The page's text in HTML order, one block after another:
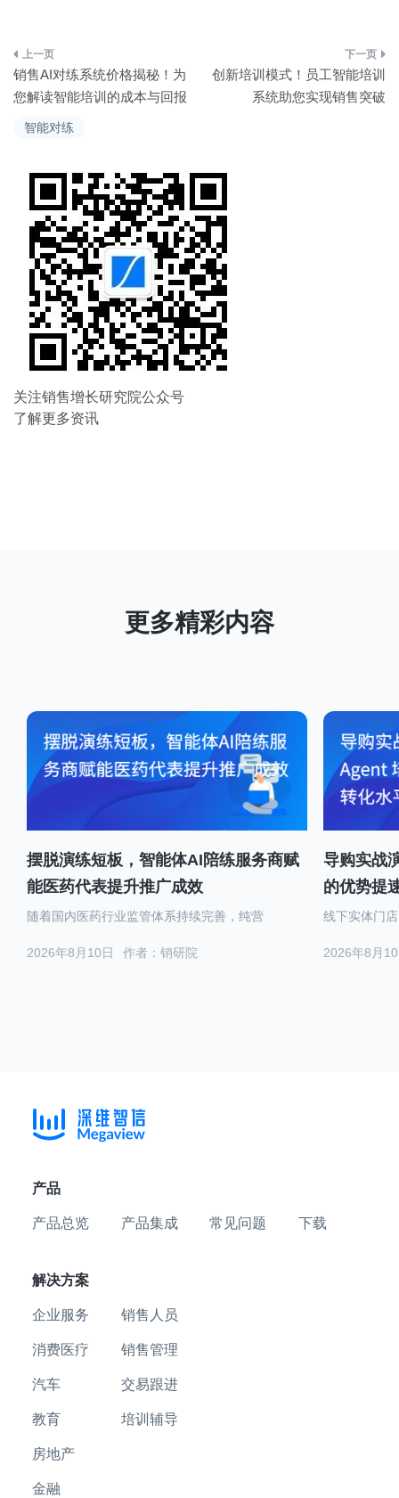
智能对练
文
章
导
航
销售AI对练系统价格揭秘！为
您解读智能培训的成本与回报
创新培训模式！员工智能培训
系统助您实现销售突破
关注销售增长研究院公众号
了解更多资讯
摆脱演练短板，智能体AI陪练服务商赋
能医药代表提升推广成效
作者：销研院
2026年8月10日
随着国内医药行业监管体系持续完善，纯营
导购实战
的优势提
2026年8月
线下实体门
产品
产品总览 产品集成 常见问题 下载
解决方案
企业服务
消费医疗
汽车
教育
房地产
金融
销售人员
销售管理
交易跟进
培训辅导